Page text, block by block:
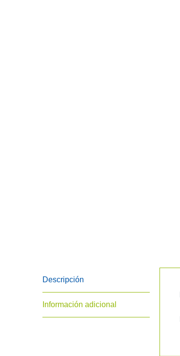
Descripción
Información adicional